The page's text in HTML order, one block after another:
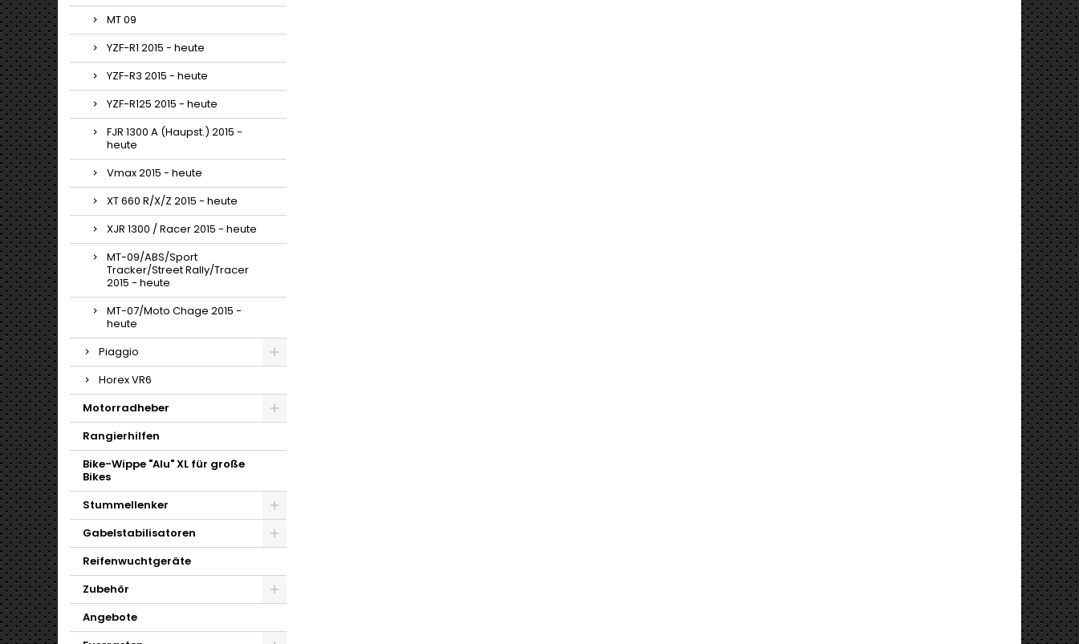
MT 09
YZF-R1 2015 - heute
YZF-R3 2015 - heute
YZF-R125 2015 - heute
FJR 1300 A (Haupst.) 2015 -
heute
Vmax 2015 - heute
XT 660 R/X/Z 2015 - heute
XJR 1300 / Racer 2015 - heute
MT-09/ABS/Sport
Tracker/Street Rally/Tracer
2015 - heute
MT-07/Moto Chage 2015 -
heute
Piaggio
Horex VR6
Motorradheber
Rangierhilfen
Bike-Wippe "Alu" XL für große
Bikes
Stummellenker
Gabelstabilisatoren
Reifenwuchtgeräte
Zubehör
Angebote